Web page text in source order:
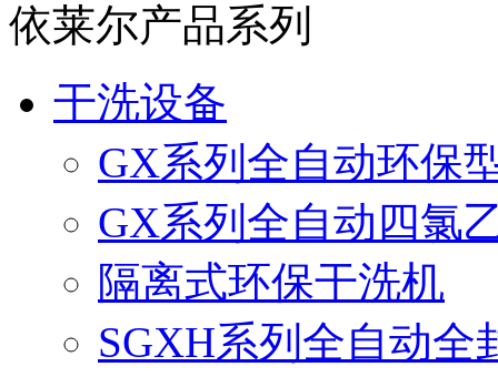
依莱尔产品系列
干洗设备
GX系列全自动环保
GX系列全自动四氯
隔离式环保干洗机
SGXH系列全自动全